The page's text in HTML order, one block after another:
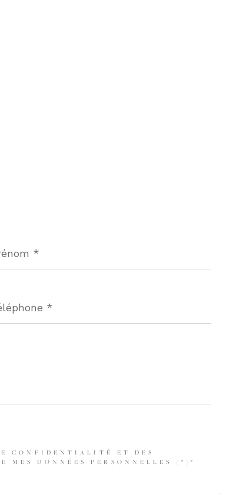
CONFIDENTIALITÉ ET DES
MES DONNÉES PERSONNELLES (*)*